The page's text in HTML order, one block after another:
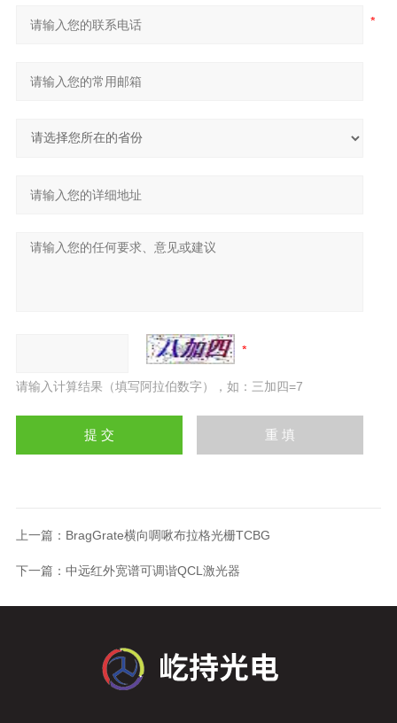
请输入计算结果（填写阿拉伯数字），如：三加四=7
上一篇： BragGrate横向啁啾布拉格光栅TCBG
下一篇： 中远红外宽谱可调谐QCL激光器